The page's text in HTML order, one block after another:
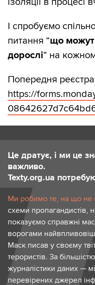
І спробуємо
питання “що
дорослі” на
Попередня
https://
Це дратує, і ми це
важливо.
Texty.org.ua
Ми робимо те, на що не
схеми пропагандистів,
показуємо справжні
ворогами
Маск писав у своєму
терористів. За
журналістики даних —
перевірених джерел